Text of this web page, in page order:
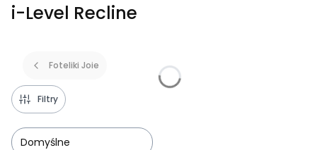
i-Level Recline
Foteliki Joie
Filtry
Domyślne